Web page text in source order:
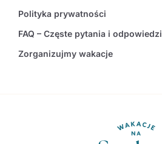
Polityka prywatności
FAQ – Częste pytania i odpowiedzi
Zorganizujmy wakacje